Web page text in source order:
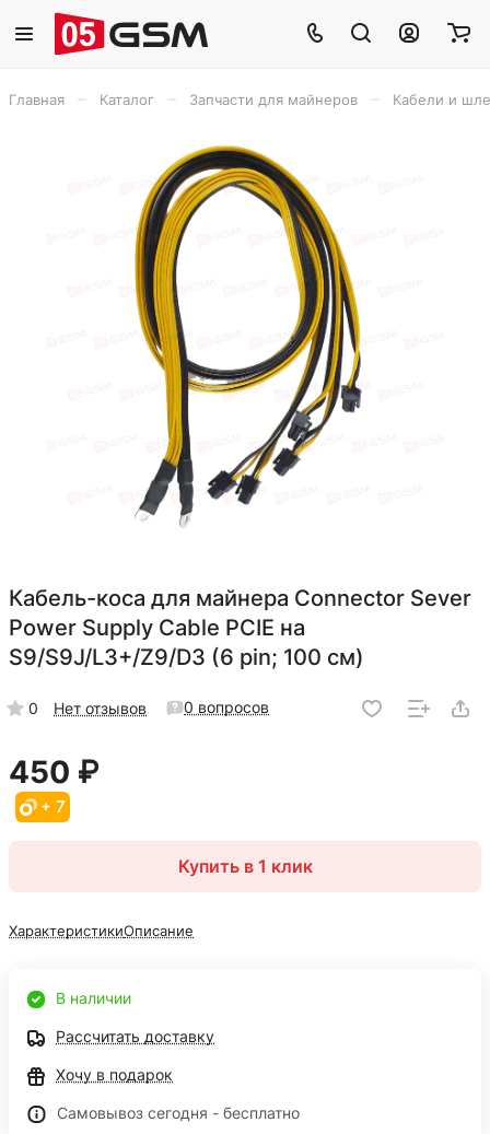
Главная Каталог Запчасти для майнеров Кабели и
Кабель-коса для майнера Connector Sever
Power Supply Cable PCIE на
S9/S9J/L3+/Z9/D3 (6 pin; 100 см)
0 Нет отзывов 0 вопросов
450 ₽
+ 7
Купить в 1 клик
ХарактеристикиОписание
В наличии
Рассчитать доставку
Хочу в подарок
Самовывоз сегодня - бесплатно